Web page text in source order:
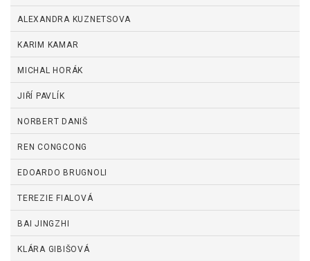
ALEXANDRA KUZNETSOVA
KARIM KAMAR
MICHAL HORÁK
JIŘÍ PAVLÍK
NORBERT DANIŠ
REN CONGCONG
EDOARDO BRUGNOLI
TEREZIE FIALOVÁ
BAI JINGZHI
KLÁRA GIBIŠOVÁ